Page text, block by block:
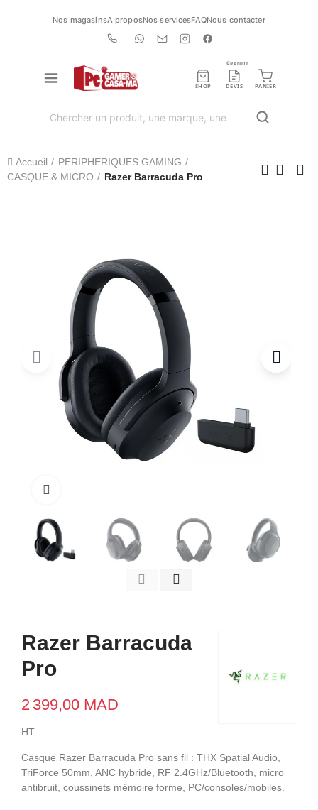
Nos magasinsA proposNos servicesFAQNous contacter
SHOP DEVIS
GRATUIT
PANIER
Accueil
PERIPHERIQUES GAMING
CASQUE & MICRO
Razer Barracuda Pro
Razer Barracuda
Pro
2 399,00 MAD
HT
Casque Razer Barracuda Pro sans fil : THX Spatial Audio,
TriForce 50mm, ANC hybride, RF 2.4GHz/Bluetooth, micro
antibruit, coussinets mémoire forme, PC/consoles/mobiles.